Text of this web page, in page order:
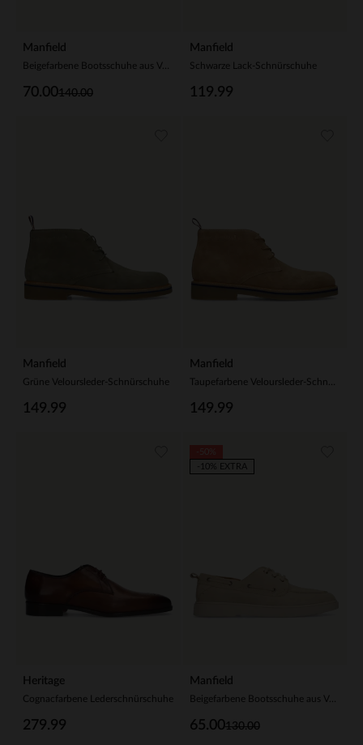
Manfield
140.00
70.00
Manfield
Schwarze Lack-Schnürschuhe
119.99
Manfield
Grüne Veloursleder-Schnürschuhe
149.99
Manfield
149.99
Heritage
Cognacfarbene Lederschnürschuhe
279.99
Manfield
Beigefarbene Bootsschuhe aus Veloursleder
130.00
65.00
-10% EXTRA